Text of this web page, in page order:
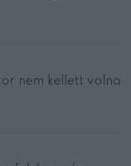
nem kellett volna